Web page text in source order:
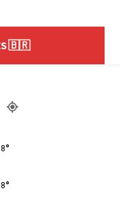
🇧🇷
°
°